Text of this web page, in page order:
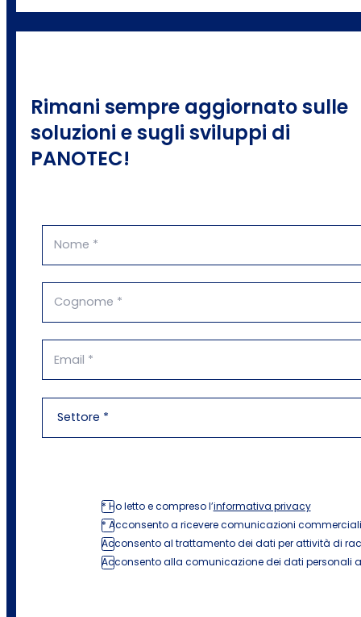
Rimani sempre aggiornato sulle
soluzioni e sugli sviluppi di
PANOTEC!
* Ho letto e compreso l’informativa privacy
* Acconsento a ricevere comunicazioni
Acconsento al trattamento dei dati per attività di
Acconsento alla comunicazione dei dati personali